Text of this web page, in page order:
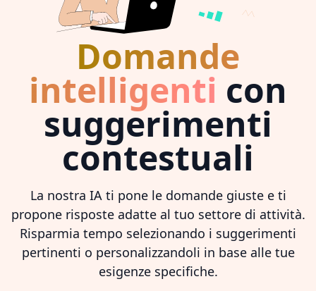
Domande
intelligenti con
suggerimenti
contestuali
La nostra IA ti pone le domande giuste e ti
propone risposte adatte al tuo settore di attività.
Risparmia tempo selezionando i suggerimenti
pertinenti o personalizzandoli in base alle tue
esigenze specifiche.